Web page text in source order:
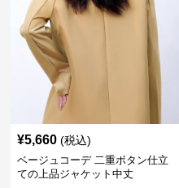
¥5,660 (税込)
ベージュコーデ 二重ボタン仕立
ての上品ジャケット中丈